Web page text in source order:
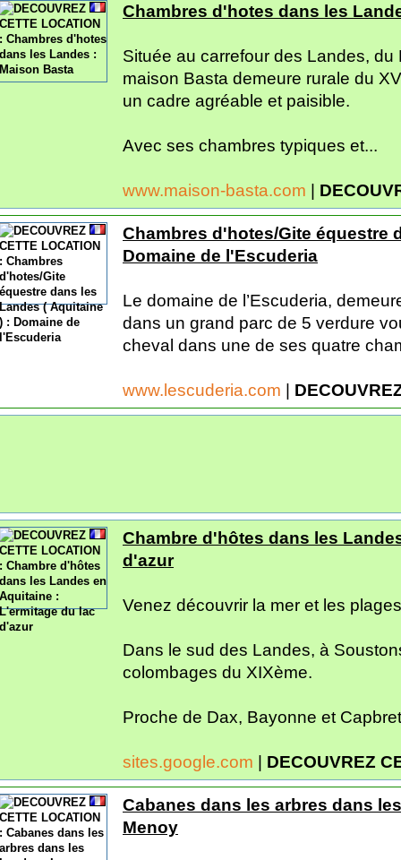
Chambres d'hotes dans les
Située au carrefour des Landes,
maison Basta demeure rurale du
un cadre agréable et paisible.
Avec ses chambres typiques et...
www.maison-basta.com |
Chambres d'hotes/Gite équestre
Domaine de l'Escuderia
Le domaine de l’Escuderia,
dans un grand parc de 5 verdure
cheval dans une de ses quatre
www.lescuderia.com |
Chambre d'hôtes dans les
d'azur
Venez découvrir la mer et les
Dans le sud des Landes, à
colombages du XIXème.
Proche de Dax, Bayonne et
sites.google.com | DECOUVREZ
Cabanes dans les arbres dans
Menoy